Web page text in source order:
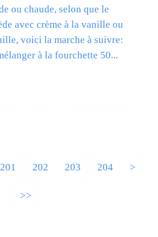
ou chaude, selon que le
avec crème à la vanille ou
voici la marche à suivre:
à la fourchette 50...
201 202 203 204 >
>>